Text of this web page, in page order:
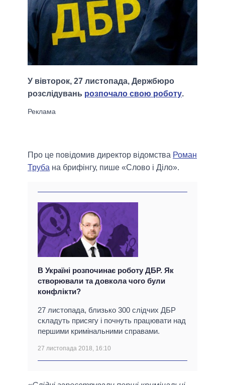
У вівторок, 27 листопада, Держбюро
розслідувань розпочало свою роботу.
Про це повідомив директор відомства Роман
Труба на брифінгу, пише «Слово і Діло».
В Україні розпочинає роботу ДБР. Як
створювали та довкола чого були
конфлікти?
27 листопада, близько 300 слідчих ДБР
складуть присягу і почнуть працювати над
першими кримінальними справами.
27 листопада 2018, 16:10